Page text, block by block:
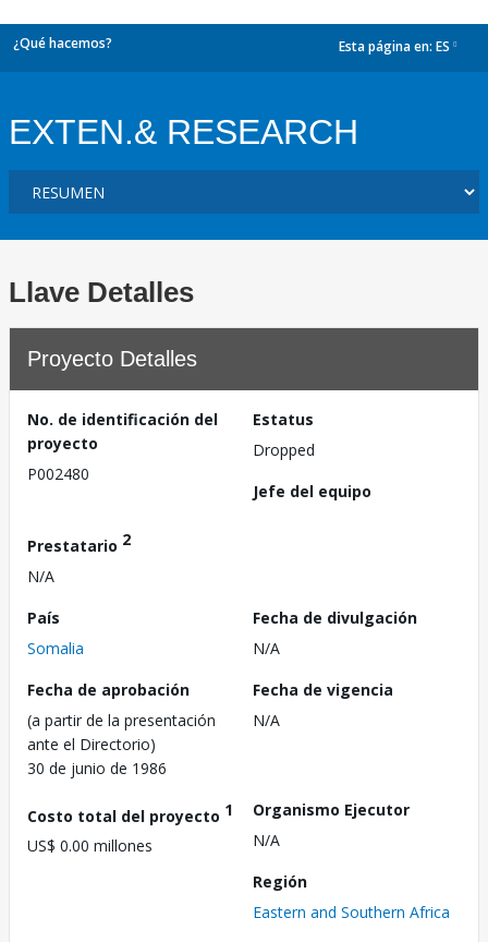
¿Qué hacemos? Esta página en: ES
EXTEN.& RESEARCH
Llave Detalles
Proyecto Detalles
No. de identificación del
proyecto
P002480
Estatus
Dropped
Jefe del equipo
Prestatario 2
N/A
País
Somalia
Fecha de divulgación
N/A
Fecha de aprobación
(a partir de la presentación
ante el Directorio)
30 de junio de 1986
Fecha de vigencia
N/A
Costo total del proyecto 1
US$ 0.00 millones
Organismo Ejecutor
N/A
Región
Eastern and Southern Africa